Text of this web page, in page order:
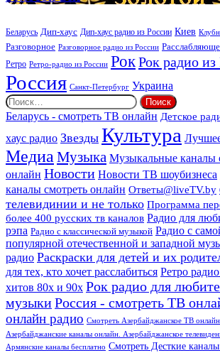
век
Беларусь Дип-хаус Дип-хаус радио из России Киев
Разговорное Разговорное радио из России
Ретро Ретро-радио из России РокРок радио
Россия Санкт-Петербург Украина
Найти:
Беларусь - смотреть ТВ онлайн Детское
хаус радио Звезды Культура
Медиа Музыка Музыкальные каналы
онлайн Новости Новости ТВ шоубизнеса
каналы смотреть онлайн Ответы@liveTV.by
телевидинии и не только Программа
более 400 русских тв каналов Радио для
рэпа Радио с классической музыкой Радио с
популярной отечественной и западной
радио Раскраски для детей и их
для тех, кто хочет расслабиться Ретро
хитов 80х и 90х Рок радио для
музыкиРоссия - смотреть ТВ
онлайн радио Смотреть Азербайджанское ТВ
Азербайджанские каналы онлайн. Азербайджанское
Армянские каналы бесплатно Смотреть Десткие